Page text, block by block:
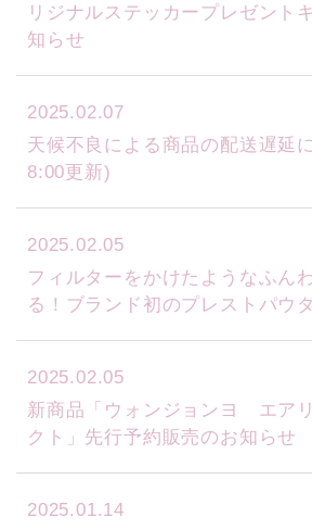
リジナルステッカープレゼント
知らせ
2025.02.07
天候不良による商品の配送遅延
8:00更新)
2025.02.05
フィルターをかけたようなふん
る！ブランド初のプレストパウ
2025.02.05
新商品「ウォンジョンヨ エア
クト」先行予約販売のお知らせ
2025.01.14